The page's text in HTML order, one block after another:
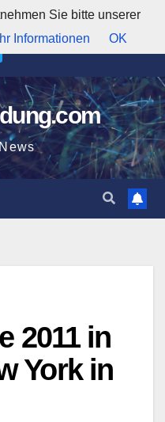
2011 in
York in
Sie bitte unserer
Informationen OK